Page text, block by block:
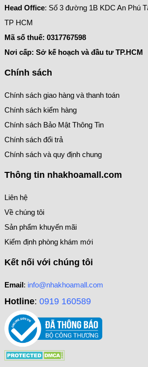
Head Office: Số 3 đường 1B KDC An Phú
TP HCM
Mã số thuế: 0317767598
Nơi cấp: Sở kế hoạch và đầu tư TP.HCM
Chính sách
Chính sách giao hàng và thanh toán
Chính sách kiểm hàng
Chính sách Bảo Mật Thông Tin
Chính sách đổi trả
Chính sách và quy định chung
Thông tin nhakhoamall.com
Liên hệ
Về chúng tôi
Sản phẩm khuyến mãi
Kiểm định phòng khám mới
Kết nối với chúng tôi
Email: info@nhakhoamall.com
Hotline: 0919 160589